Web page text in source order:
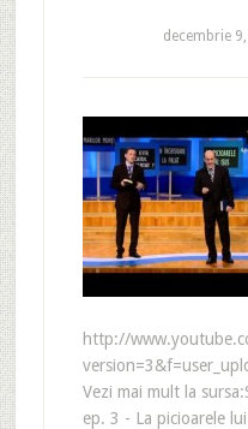
decembrie
http://
Vezi mai mult la
ep. 3 - La picioarele